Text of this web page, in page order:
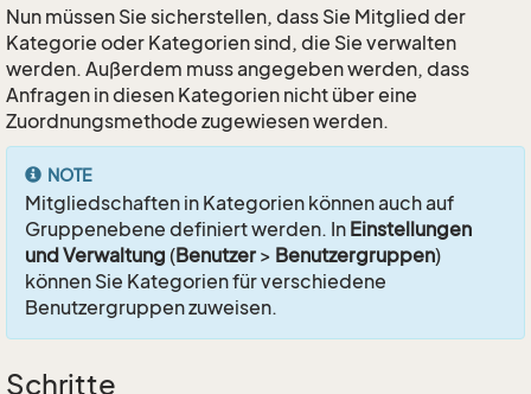
Nun müssen Sie sicherstellen, dass Sie Mitglied der
Kategorie oder Kategorien sind, die Sie verwalten
werden. Außerdem muss angegeben werden, dass
Anfragen in diesen Kategorien nicht über eine
Zuordnungsmethode zugewiesen werden.
NOTE
Mitgliedschaften in Kategorien können auch auf
Gruppenebene definiert werden. In Einstellungen
und Verwaltung (Benutzer > Benutzergruppen)
können Sie Kategorien für verschiedene
Benutzergruppen zuweisen.
Schritte